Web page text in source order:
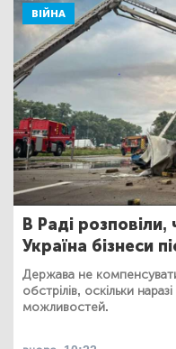
ВІЙНА
В Раді
Україна бізнеси
Держава не
обстрілів, оскільки
можливостей.